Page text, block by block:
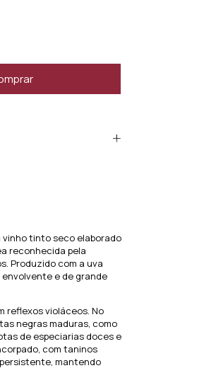
vinho tinto seco elaborado
reconhecida pela
Produzido com a uva
e de grande
reflexos violáceos. No
negras maduras, como
de especiarias doces e
com taninos
mantendo